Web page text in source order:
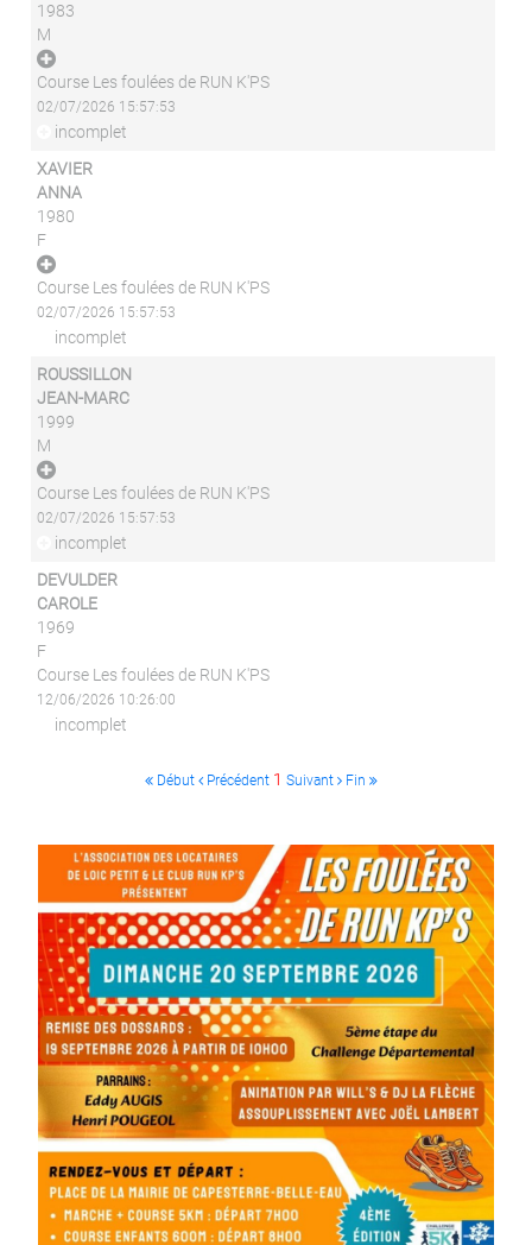
1983
M
Course Les foulées de RUN K'PS
02/07/2026 15:57:53
incomplet
XAVIER
ANNA
1980
F
Course Les foulées de RUN K'PS
02/07/2026 15:57:53
incomplet
ROUSSILLON
JEAN-MARC
1999
M
Course Les foulées de RUN K'PS
02/07/2026 15:57:53
incomplet
DEVULDER
CAROLE
1969
F
Course Les foulées de RUN K'PS
12/06/2026 10:26:00
incomplet
Début Précédent 1 Suivant Fin